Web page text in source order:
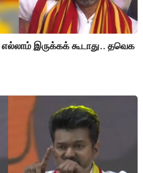
எல்லாம் இருக்கக் கூடாது.. தவெக